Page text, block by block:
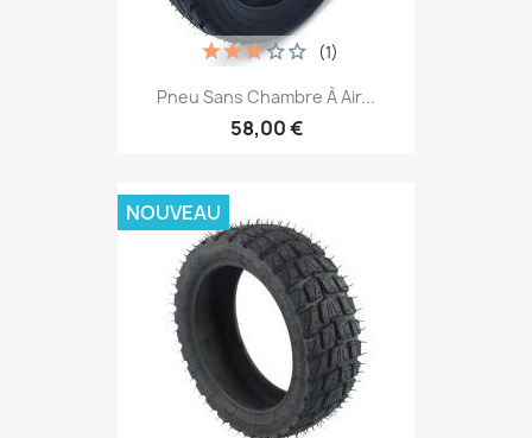
Pneu Sans Chambre À Air...
58,00 €
(1)
NOUVEAU